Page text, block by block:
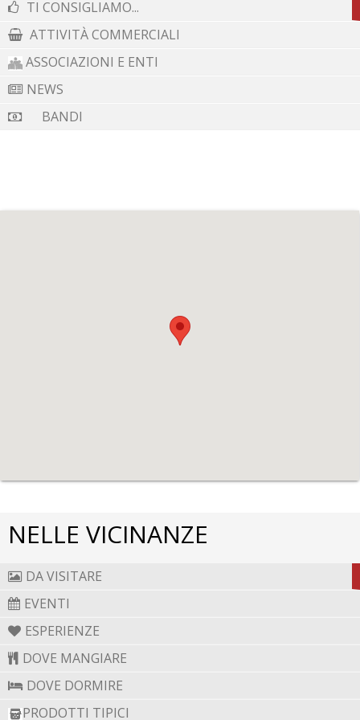
TI CONSIGLIAMO...
ATTIVITÀ COMMERCIALI
ASSOCIAZIONI E ENTI
NEWS
BANDI
NELLE VICINANZE
DA VISITARE
EVENTI
ESPERIENZE
DOVE MANGIARE
DOVE DORMIRE
PRODOTTI TIPICI